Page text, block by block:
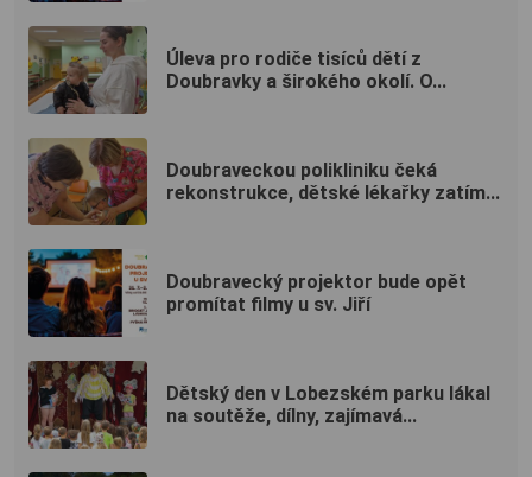
Úleva pro rodiče tisíců dětí z
Doubravky a širokého okolí. O...
Doubraveckou polikliniku čeká
rekonstrukce, dětské lékařky zatím...
Doubravecký projektor bude opět
promítat filmy u sv. Jiří
Dětský den v Lobezském parku lákal
na soutěže, dílny, zajímavá...